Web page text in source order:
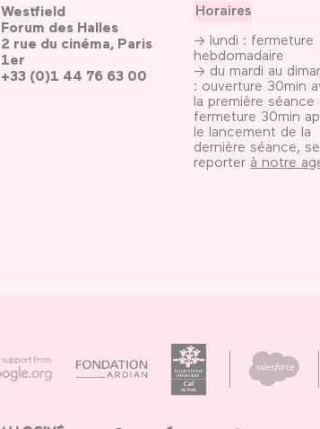
Westfield
Forum des Halles
2 rue du cinéma, Paris
1er
+33 (0)1 44 76 63 00
Horaires
→ lundi : fermeture
hebdomadaire
→ du mardi au
: ouverture 30min
la première séance
fermeture 30min
le lancement de la
dernière séance, se
reporter à notre